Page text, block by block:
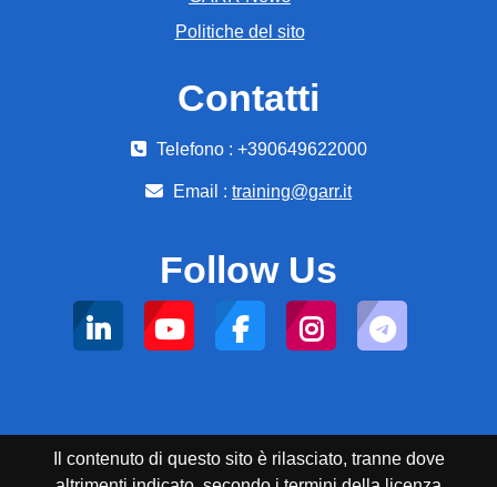
Politiche del sito
Contatti
Telefono : +390649622000
Email : training@garr.it
Follow Us
Il contenuto di questo sito è rilasciato, tranne dove